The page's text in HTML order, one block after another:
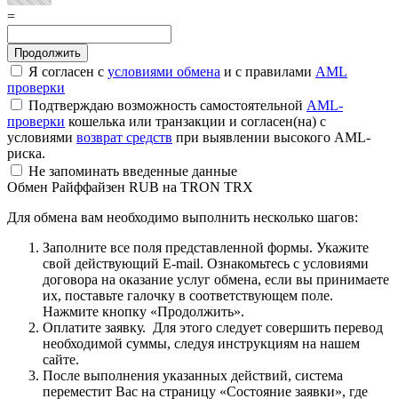
=
Я согласен с условиями обмена и с правилами AML
проверки
Подтверждаю возможность самостоятельной AML-
проверки кошелька или транзакции и согласен(на) с
условиями возврат средств при выявлении высокого AML-
риска.
Не запоминать введенные данные
Обмен Райффайзен RUB на TRON TRX
Для обмена вам необходимо выполнить несколько шагов:
Заполните все поля представленной формы. Укажите
свой действующий E-mail. Ознакомьтесь с условиями
договора на оказание услуг обмена, если вы принимаете
их, поставьте галочку в соответствующем поле.
Нажмите кнопку «Продолжить».
Оплатите заявку. Для этого следует совершить перевод
необходимой суммы, следуя инструкциям на нашем
сайте.
После выполнения указанных действий, система
переместит Вас на страницу «Состояние заявки», где